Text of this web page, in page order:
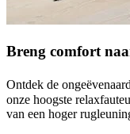
Breng comfort
Ontdek de
onze hoogste
van een hoger